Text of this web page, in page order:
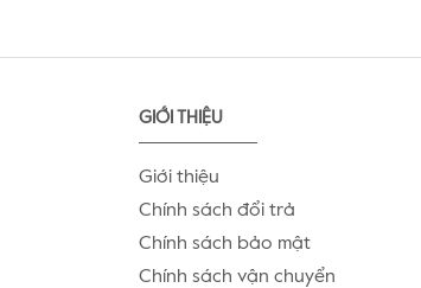
GIỚI THIỆU
Giới thiệu
Chính sách đổi trả
Chính sách bảo mật
Chính sách vận chuyển